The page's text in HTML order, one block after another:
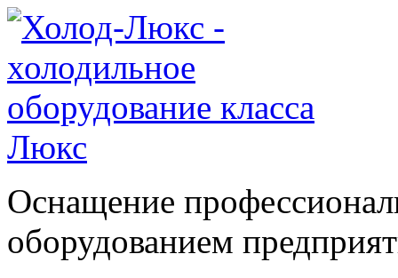
Оснащение
оборудованием